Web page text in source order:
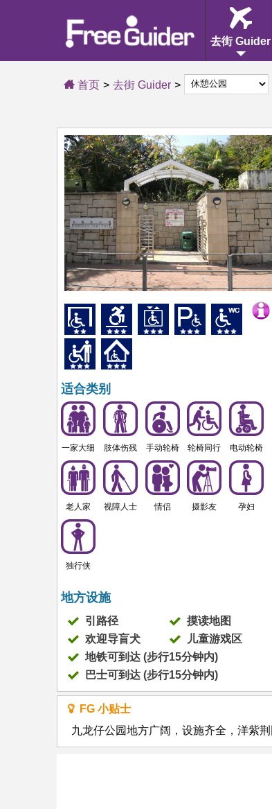
去街 Guider
首页 去街 Guider
适合类别
一家大细 肢体伤残 手动轮椅 轮椅同行 电动轮椅
老人家 视障人士 情侣 摄影友 孕妇
独行侠
地方设施
引路径
摸读地图
欢迎导盲犬
儿童游戏区
地铁可到达 (步行15分钟内)
巴士可到达 (步行15分钟内)
FG 小贴士
九龙仔公园地方广阔，设施齐全，洋紫